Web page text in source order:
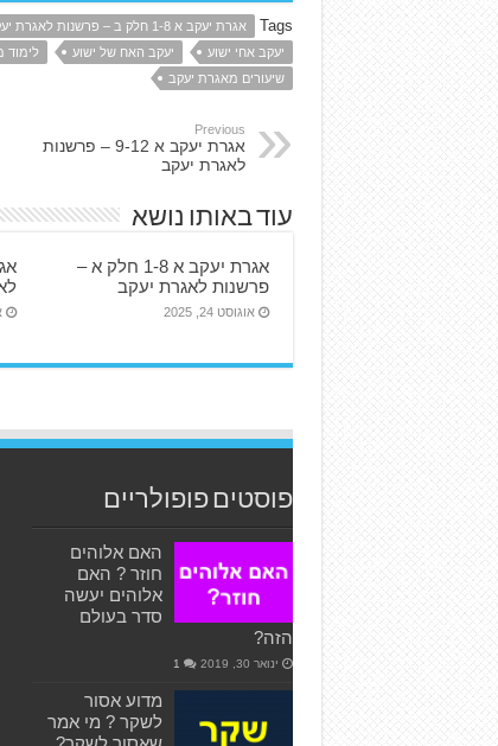
Tags אגרת יעקב א 1-8 חלק ב – פרשנות לאגרת יעקב
יעקב אחי ישוע
יעקב האח של ישוע לימוד
שיעורים מאגרת יעקב
Previous
אגרת יעקב א 9-12 – פרשנות
לאגרת יעקב
עוד באותו נושא
אגרת יעקב א 1-8 חלק א –
פרשנות לאגרת יעקב
אוגוסט 24, 2025
פוסטים פופולריים
האם אלוהים
חוזר ? האם
אלוהים יעשה
סדר בעולם
הזה?
ינואר 30, 2019 1
מדוע אסור
לשקר ? מי אמר